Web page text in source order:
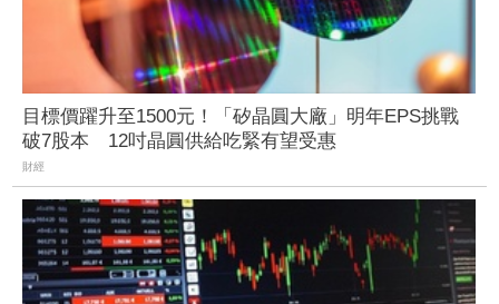
目標價躍升至1500元！「矽晶圓大廠」明年EPS挑戰
破7股本 12吋晶圓供給吃緊有望受惠
財經